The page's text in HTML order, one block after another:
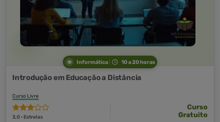
Informática 10 a 20 horas
Introdução em Educação a Distância
Curso Livre
3,0 · Estrelas
Curso
Gratuito